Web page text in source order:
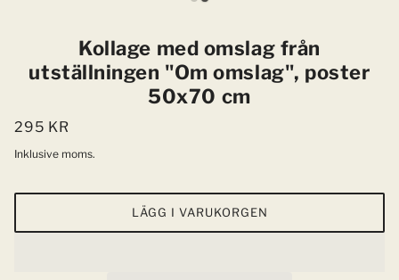
Kollage med omslag från
utställningen "Om omslag", poster
50x70 cm
295 KR
Inklusive moms.
LÄGG I VARUKORGEN